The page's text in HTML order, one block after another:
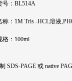
号：BL514A
称：1M Tris -HCL溶液
格：100ml
SDS-PAGE 或 native